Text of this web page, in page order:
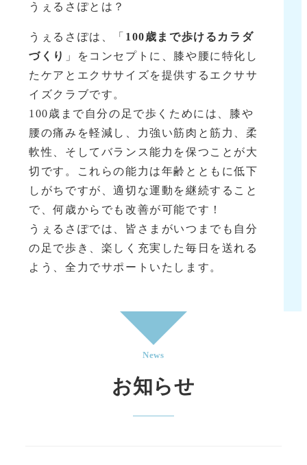
うぇるさぽとは？
うぇるさぽは、「 100歳まで歩けるカラダ
づくり
」をコンセプトに、膝や腰に特化し
たケアとエクササイズを提供するエクササ
イズクラブです。
100歳まで自分の足で歩くためには、膝や
腰の痛みを軽減し、力強い筋肉と筋力、柔
軟性、そしてバランス能力を保つことが大
切です。これらの能力は年齢とともに低下
しがちですが、適切な運動を継続すること
で、何歳からでも改善が可能です！
うぇるさぽでは、皆さまがいつまでも自分
の足で歩き、楽しく充実した毎日を送れる
よう、全力でサポートいたします。
News
お知らせ